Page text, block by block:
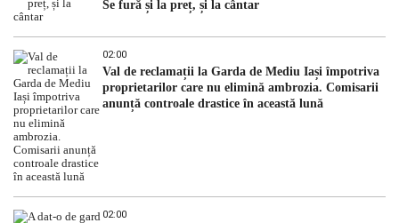
Se fură și la preț, și la cântar
02:00
Val de reclamații la Garda de Mediu Iași împotriva
proprietarilor care nu elimină ambrozia. Comisarii
anunță controale drastice în această lună
02:00